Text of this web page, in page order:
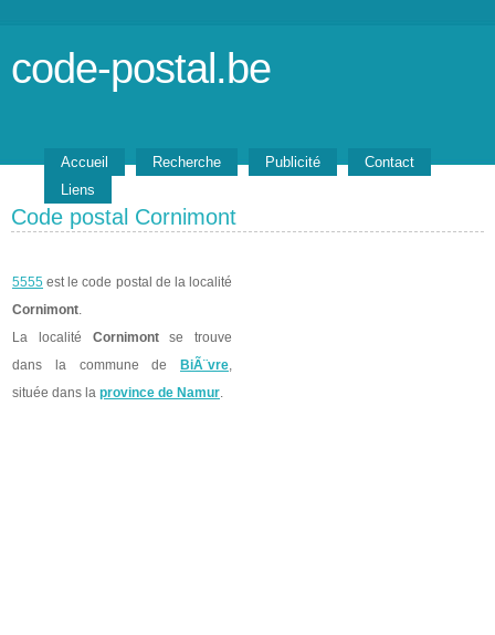
code-postal.be
Accueil Recherche Publicité
Contact
Liens
Code postal Cornimont
5555 est le code postal de la localité
Cornimont.
La localité Cornimontse trouve
dans la commune de
BiÃ¨vre,
située dans la province de Namur.